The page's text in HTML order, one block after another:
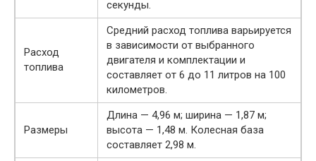
секунды.
Расход
топлива
Средний расход топлива варьируется
в зависимости от выбранного
двигателя и комплектации и
составляет от 6 до 11 литров на 100
километров.
Размеры
Длина — 4,96 м; ширина — 1,87 м;
высота — 1,48 м. Колесная база
составляет 2,98 м.